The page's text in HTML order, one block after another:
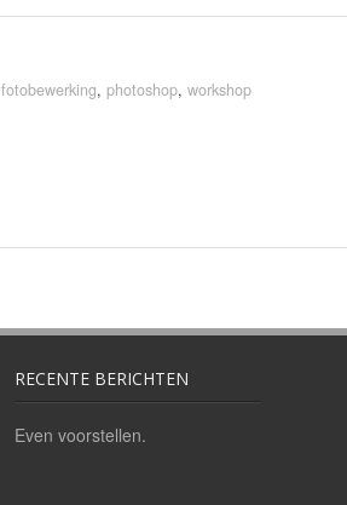
fotobewerking, photoshop, workshop
RECENTE BERICHTEN
Even voorstellen.